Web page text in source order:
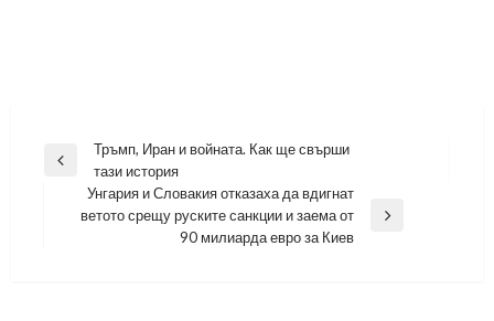
Навигация
Previous
Тръмп, Иран и войната. Как ще свърши
тази история
Next
Унгария и Словакия отказаха да вдигнат
ветото срещу руските санкции и заема от
90 милиарда евро за Киев